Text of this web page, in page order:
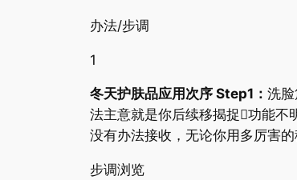
办法/步调
1
冬天护肤品应用次序 Step1： 洗
法主意就是你后续移揭捉功能
没有办法接收，无论你用多厉害
步调浏览